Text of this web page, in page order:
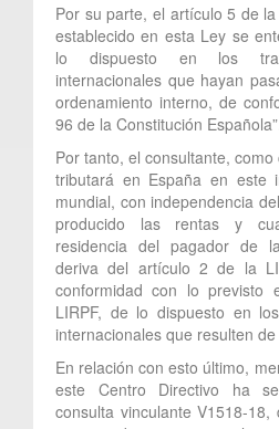
Por su parte, el artículo 5 de
establecido en esta Ley se
lo dispuesto en los
internacionales que hayan
ordenamiento interno, de
96 de la Constitución
Por tanto, el consultante,
tributará en España en este
mundial, con independencia
producido las rentas y
residencia del pagador de
deriva del artículo 2 de la
conformidad con lo
LIRPF, de lo dispuesto en
internacionales que resulten
En relación con esto último,
este Centro Directivo ha
consulta vinculante V1518-